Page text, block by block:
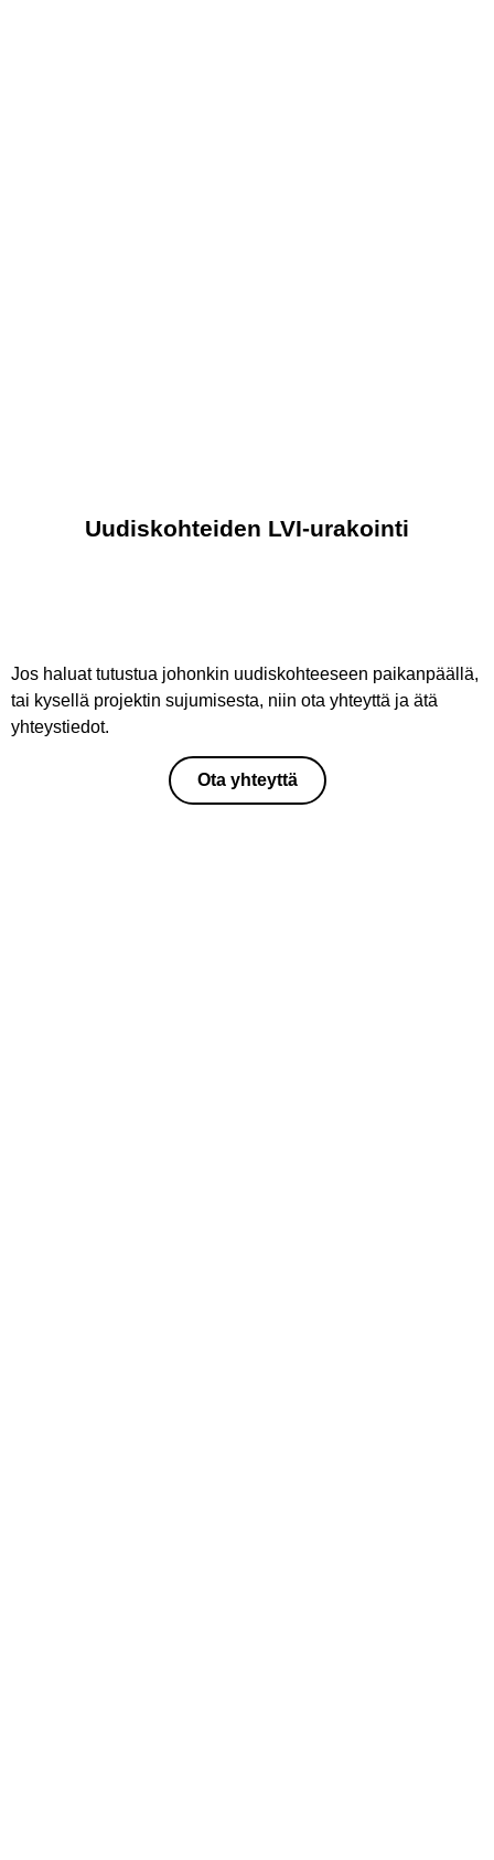
Uudiskohteiden LVI-urakointi
Jos haluat tutustua johonkin uudiskohteeseen paikanpäällä,
tai kysellä projektin sujumisesta, niin ota yhteyttä ja ätä
yhteystiedot.
Ota yhteyttä